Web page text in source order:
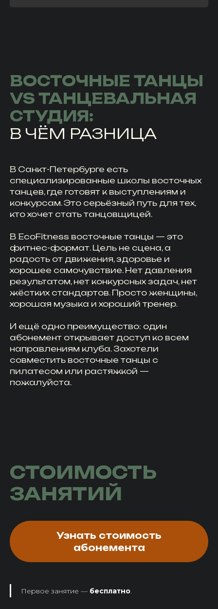
ВОСТОЧНЫЕ ТАНЦЫ
VS ТАНЦЕВАЛЬНАЯ
СТУДИЯ:
В ЧЁМ РАЗНИЦА
В Санкт-Петербурге есть
специализированные школы восточных
танцев, где готовят к выступлениям и
конкурсам. Это серьёзный путь для тех,
кто хочет стать танцовщицей.
В EcoFitness восточные танцы — это
фитнес-формат. Цель не сцена, а
радость от движения, здоровье и
хорошее самочувствие. Нет давления
результатом, нет конкурсных задач, нет
жёстких стандартов. Просто женщины,
хорошая музыка и хороший тренер.
И ещё одно преимущество: один
абонемент открывает доступ ко всем
направлениям клуба. Захотели
совместить восточные танцы с
пилатесом или растяжкой —
пожалуйста.
СТОИМОСТЬ
ЗАНЯТИЙ
Узнать стоимость
абонемента
Первое занятие — бесплатно.